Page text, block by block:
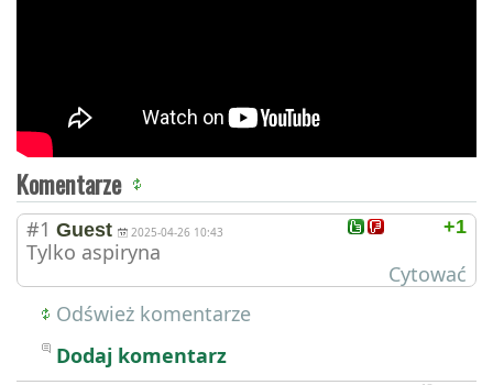
Komentarze
+1
#1 Guest 2025-04-26 10:43
Tylko aspiryna
Cytować
Odśwież komentarze
Dodaj komentarz